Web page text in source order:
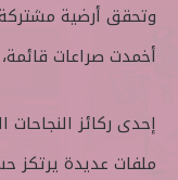
وتحقق أرضية مشتركة
أخمدت صراعات
إحدى ركائز
ملفات عديدة يرتكز